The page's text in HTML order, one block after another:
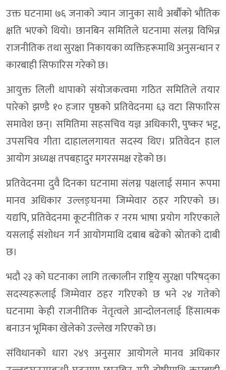
उक्त घटनामा ७६ जनाको ज्यान जानुका साथै अर्बौंको भौतिक
क्षति भएको थियो। छानबिन समितिले घटनामा संलग्न विभिन्न
राजनीतिक तथा सुरक्षा निकायका व्यक्तिहरूमाथि अनुसन्धान र
कारबाही सिफारिस गरेको छ।
आयुक्त लिली थापाको संयोजकत्वमा गठित समितिले तयार
पारेको झण्डै १० हजार पृष्ठको प्रतिवेदनमा ६३ वटा सिफारिस
समावेश छन्। समितिमा सहसचिव यज्ञ अधिकारी, पुष्कर भट्ट,
उपसचिव गीता दाहाललगायत सदस्य थिए। प्रतिवेदन हाल
आयोग अध्यक्ष तपबहादुर मगरसमक्ष रहेको छ।
प्रतिवेदनमा दुवै दिनका घटनामा संलग्न पक्षलाई समान रूपमा
मानव अधिकार उल्लङ्घनमा जिम्मेवार ठहर गरिएको छ।
यद्यपि, प्रतिवेदनमा कूटनीतिक र नरम भाषा प्रयोग गरिएकाले
यसलाई संशोधन गर्न आयोगमाथि दबाब बढेको स्रोतको दाबी
छ।
भदौ २३ को घटनाका लागि तत्कालीन राष्ट्रिय सुरक्षा परिषद्का
सदस्यहरूलाई जिम्मेवार ठहर गरिएको छ भने २४ गतेको
घटनामा केही राजनीतिक नेतृत्वले आन्दोलनलाई हिंसात्मक
बनाउन भूमिका खेलेको उल्लेख गरिएको छ।
संविधानको धारा २४९ अनुसार आयोगले मानव अधिकार